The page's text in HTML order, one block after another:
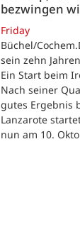
bezwingen
Friday
Büchel/
sein zehn
Ein Start beim
Nach seiner
gutes Ergebnis
Lanzarote
nun am 10.